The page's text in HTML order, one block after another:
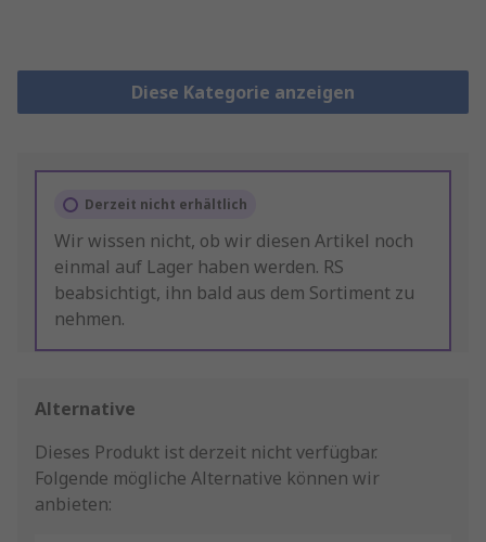
Diese Kategorie anzeigen
Derzeit nicht erhältlich
Wir wissen nicht, ob wir diesen Artikel noch
einmal auf Lager haben werden. RS
beabsichtigt, ihn bald aus dem Sortiment zu
nehmen.
Alternative
Dieses Produkt ist derzeit nicht verfügbar.
Folgende mögliche Alternative können wir
anbieten: